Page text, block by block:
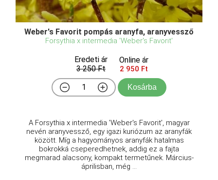
Weber's Favorit pompás aranyfa, aranyvessző
Forsythia x intermedia 'Weber's Favorit'
Eredeti ár
3 250 Ft
Online ár
2 950 Ft
Kosárba
A Forsythia x intermedia 'Weber's Favorit', magyar
nevén aranyvessző, egy igazi kuriózum az aranyfák
között. Míg a hagyományos aranyfák hatalmas
bokrokká cseperedhetnek, addig ez a fajta
megmarad alacsony, kompakt termetűnek. Március-
áprilisban, még ...